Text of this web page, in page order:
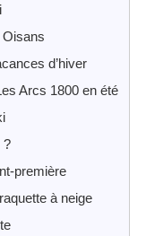
Oisans
d’hiver
Arcs 1800 en été
?
première
à neige